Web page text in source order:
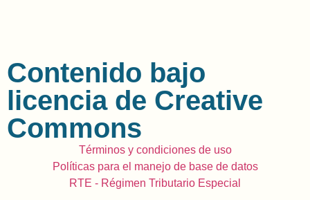
Contenido bajo
licencia de Creative
Commons
Términos y condiciones de uso
Políticas para el manejo de base de datos
RTE - Régimen Tributario Especial